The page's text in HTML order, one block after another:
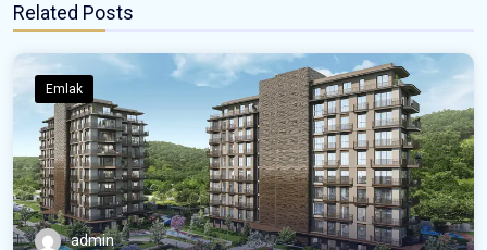
Related Posts
Emlak
admin